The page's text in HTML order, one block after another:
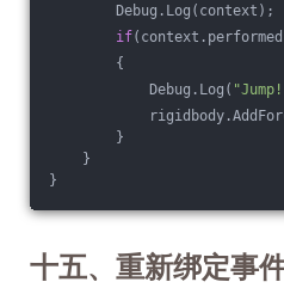
Debug.Log(context);
if
{
Debug.Log(
}
}
}
十五、重新绑定事